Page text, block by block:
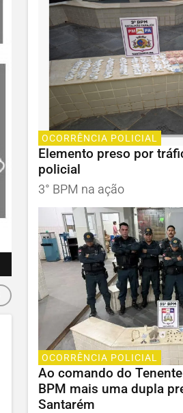
OCORRÊNCIA POLICIAL
Elemento preso por
policial
3° BPM na ação
OCORRÊNCIA POLICIAL
Ao comando do
BPM mais uma dupla
Santarém